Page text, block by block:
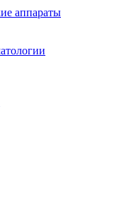
аппараты